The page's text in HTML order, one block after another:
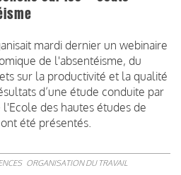
mardi dernier un webinaire
de l'absentéisme, du
sur la productivité et la qualité
d’une étude conduite par
des hautes études de
été présentés.
ORGANISATION DU TRAVAIL